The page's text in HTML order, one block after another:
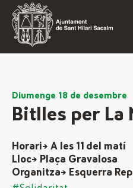
Diumenge 18 de desembre
Bitlles per La
Horari→ A les 11 del matí
Lloc→ Plaça Gravalosa
Organitza→ Esquerra